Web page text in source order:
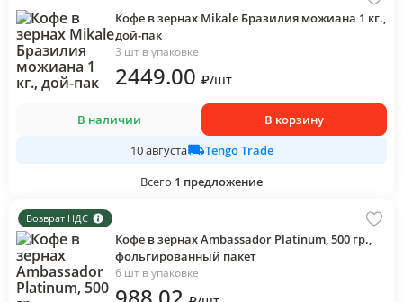
Кофе в зернах Mikale Бразилия можиана 1 кг.,
дой-пак
3 шт в упаковке
2449.00 ₽/шт
В наличии
В корзину
10 августа
Tengo Trade
Всего 1 предложение
Возврат НДС
Кофе в зернах Ambassador Platinum, 500 гр.,
фольгированный пакет
6 шт в упаковке